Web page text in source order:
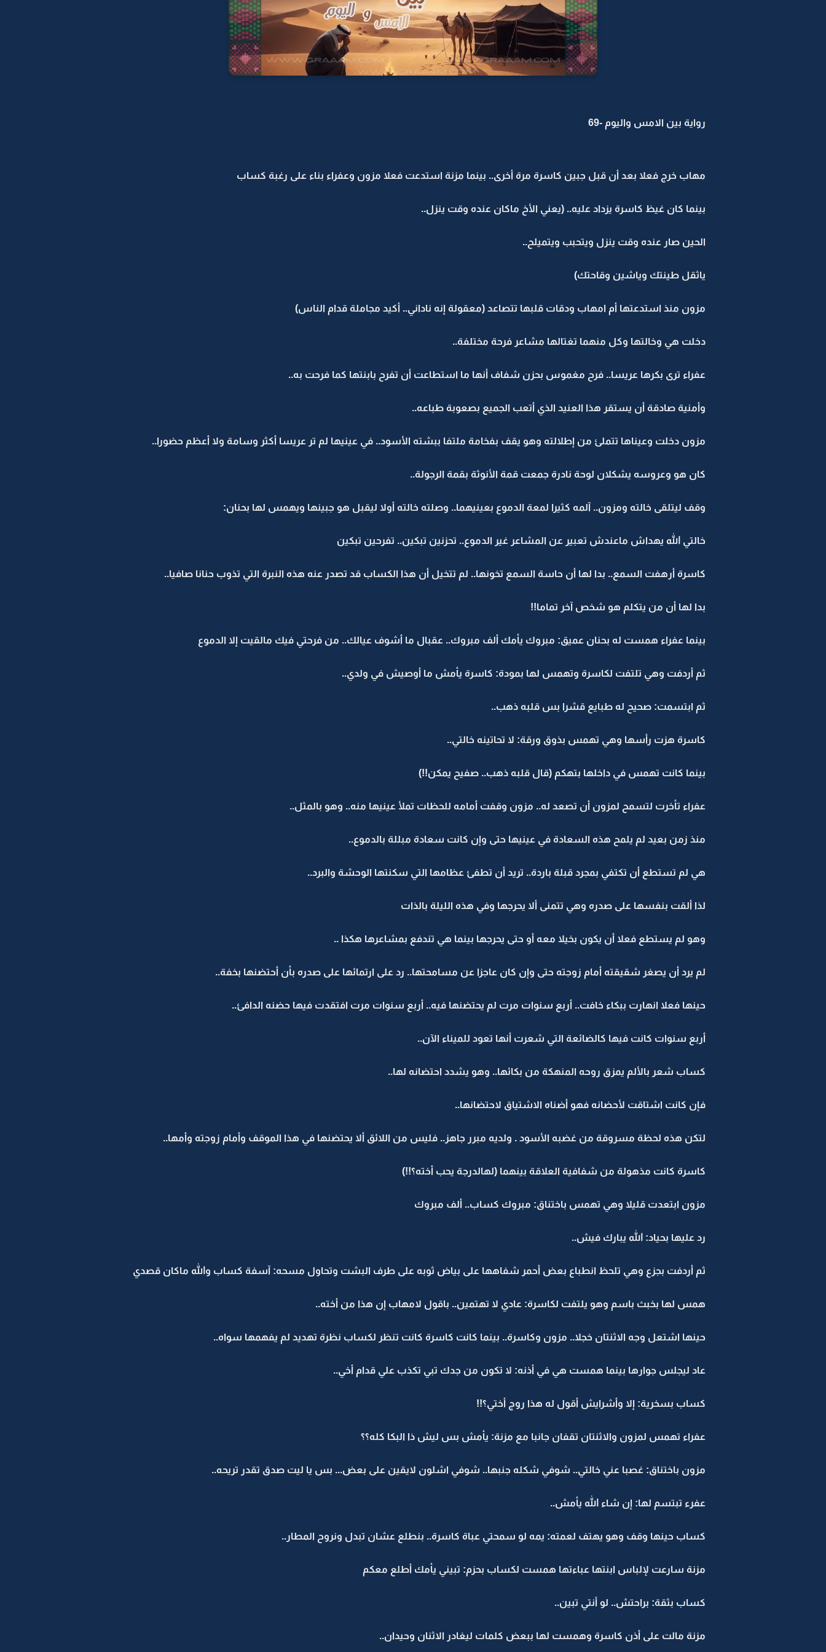
رواية بين الامس واليوم -69
مهاب خرج فعلا بعد أن قبل جبين كاسرة مرة أخرى.. بينما مزنة استدعت فعلا مزون وعفراء بناء على رغبة كساب
بينما كان غيظ كاسرة يزداد عليه.. (يعني الأخ ماكان عنده وقت ينزل..
الحين صار عنده وقت ينزل ويتحبب ويتميلح..
ياثقل طينتك وياشين وقاحتك)
مزون منذ استدعتها أم امهاب ودقات قلبها تتصاعد (معقولة إنه ناداني.. أكيد مجاملة قدام الناس)
دخلت هي وخالتها وكل منهما تغتالها مشاعر فرحة مختلفة..
عفراء ترى بكرها عريسا.. فرح مغموس بحزن شفاف أنها ما استطاعت أن تفرح بابنتها كما فرحت به..
وأمنية صادقة أن يستقر هذا العنيد الذي أتعب الجميع بصعوبة طباعه..
مزون دخلت وعيناها تتملئ من إطلالته وهو يقف بفخامة ملتفا ببشته الأسود.. في عينيها لم تر عريسا أكثر وسامة ولا أعظم حضورا..
كان هو وعروسه يشكلان لوحة نادرة جمعت قمة الأنوثة بقمة الرجولة..
وقف ليتلقى خالته ومزون.. آلمه كثيرا لمعة الدموع بعينيهما.. وصلته خالته أولا ليقبل هو جبينها ويهمس لها بحنان:
خالتي الله يهداش ماعندش تعبير عن المشاعر غير الدموع.. تحزنين تبكين.. تفرحين تبكين
كاسرة أرهفت السمع.. بدا لها أن حاسة السمع تخونها.. لم تتخيل أن هذا الكساب قد تصدر عنه هذه النبرة التي تذوب حنانا صافيا..
بدا لها أن من يتكلم هو شخص آخر تماما!!
بينما عفراء همست له بحنان عميق: مبروك يأمك ألف مبروك.. عقبال ما أشوف عيالك.. من فرحتي فيك مالقيت إلا الدموع
ثم أردفت وهي تلتفت لكاسرة وتهمس لها بمودة: كاسرة يأمش ما أوصيش في ولدي..
ثم ابتسمت: صحيح له طبايع قشرا بس قلبه ذهب..
كاسرة هزت رأسها وهي تهمس بذوق ورقة: لا تحاتينه خالتي..
بينما كانت تهمس في داخلها بتهكم (قال قلبه ذهب.. صفيح يمكن!!)
عفراء تأخرت لتسمح لمزون أن تصعد له.. مزون وقفت أمامه للحظات تملأ عينيها منه.. وهو بالمثل..
منذ زمن بعيد لم يلمح هذه السعادة في عينيها حتى وإن كانت سعادة مبللة بالدموع..
هي لم تستطع أن تكتفي بمجرد قبلة باردة.. تريد أن تطفئ عظامها التي سكنتها الوحشة والبرد..
لذا ألقت بنفسها على صدره وهي تتمنى ألا يحرجها وفي هذه الليلة بالذات
وهو لم يستطع فعلا أن يكون بخيلا معه أو حتى يحرجها بينما هي تندفع بمشاعرها هكذا ..
لم يرد أن يصغر شقيقته أمام زوجته حتى وإن كان عاجزا عن مسامحتها.. رد على ارتمائها على صدره بأن أحتضنها بخفة..
حينها فعلا انهارت ببكاء خافت.. أربع سنوات مرت لم يحتضنها فيه.. أربع سنوات مرت افتقدت فيها حضنه الدافئ..
أربع سنوات كانت فيها كالضائعة التي شعرت أنها تعود للميناء الآن..
كساب شعر بالألم يمزق روحه المنهكة من بكائها.. وهو يشدد احتضانه لها..
فإن كانت اشتاقت لأحضانه فهو أضناه الاشتياق لاحتضانها..
لتكن هذه لحظة مسروقة من غضبه الأسود . ولديه مبرر جاهز.. فليس من اللائق ألا يحتضنها في هذا الموقف وأمام زوجته وأمها..
كاسرة كانت مذهولة من شفافية العلاقة بينهما (لهالدرجة يحب أخته؟!!)
مزون ابتعدت قليلا وهي تهمس باختناق: مبروك كساب.. ألف مبروك
رد عليها بحياد: الله يبارك فيش..
ثم أردفت بجزع وهي تلحظ انطباع بعض أحمر شفاهها على بياض ثوبه على طرف البشت وتحاول مسحه: آسفة كساب والله ماكان قصدي
همس لها بخبث باسم وهو يلتفت لكاسرة: عادي لا تهتمين.. باقول لامهاب إن هذا من أخته..
حينها اشتعل وجه الاثنتان خجلا.. مزون وكاسرة.. بينما كانت كاسرة كانت تنظر لكساب نظرة تهديد لم يفهمها سواه..
عاد ليجلس جوارها بينما همست هي في أذنه: لا تكون من جدك تبي تكذب علي قدام أخي..
كساب بسخرية: إلا وأشرايش أقول له هذا روج أختي؟!!
عفراء تهمس لمزون والاثنتان تقفان جانبا مع مزنة: يأمش بس ليش ذا البكا كله؟؟
مزون باختناق: غصبا عني خالتي.. شوفي شكله جنبها.. شوفي اشلون لايقين على بعض... بس يا ليت صدق تقدر تريحه..
عفرء تبتسم لها: إن شاء الله يأمش..
كساب حينها وقف وهو يهتف لعمته: يمه لو سمحتي عباة كاسرة.. بنطلع عشان تبدل ونروح المطار..
مزنة سارعت لإلباس ابنتها عباءتها همست لكساب بحزم: تبيني يأمك أطلع معكم
كساب بثقة: براحتش.. لو أنتي تبين..
مزنة مالت على أذن كاسرة وهمست لها ببعض كلمات ليغادر الاثنان وحيدان..